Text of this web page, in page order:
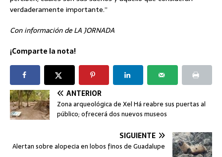
verdaderamente importante.”
Con información de LA JORNADA
¡Comparte la nota!
ANTERIOR
Zona arqueológica de Xel Há reabre sus puertas al
público; ofrecerá dos nuevos museos
SIGUIENTE
Alertan sobre alopecia en lobos finos de Guadalupe